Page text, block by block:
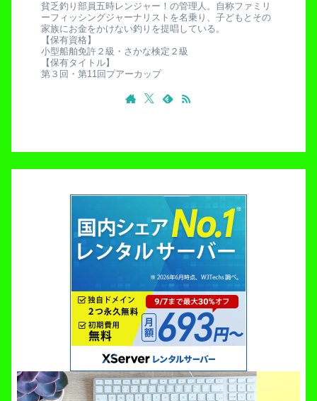
貧乏釣り部員五時レンジャー！の管理人。自称ファミリ
ーフィッシングジャーナリストを名乗り、子どもとその
家族にお金をかけない釣りを提唱している。
【保有資格】
小型船舶免許２級・さかな検定２級
【保有タイトル】
第３回・第11回プアーカップ